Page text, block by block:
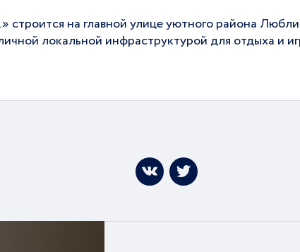
на главной улице уютного района
локальной инфраструктурой для отдыха и